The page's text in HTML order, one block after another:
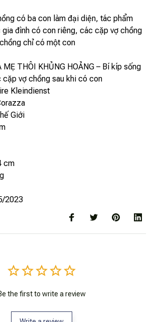
có ba con làm đại diện, tác phẩm
gia đình có con riêng, các cặp vợ chồng
chỉ có một con
MẸ THÔI KHỦNG HOẢNG – Bí kíp sống
cặp vợ chồng sau khi có con
Kleindienst
Giới
cm
2023
the first to write a review